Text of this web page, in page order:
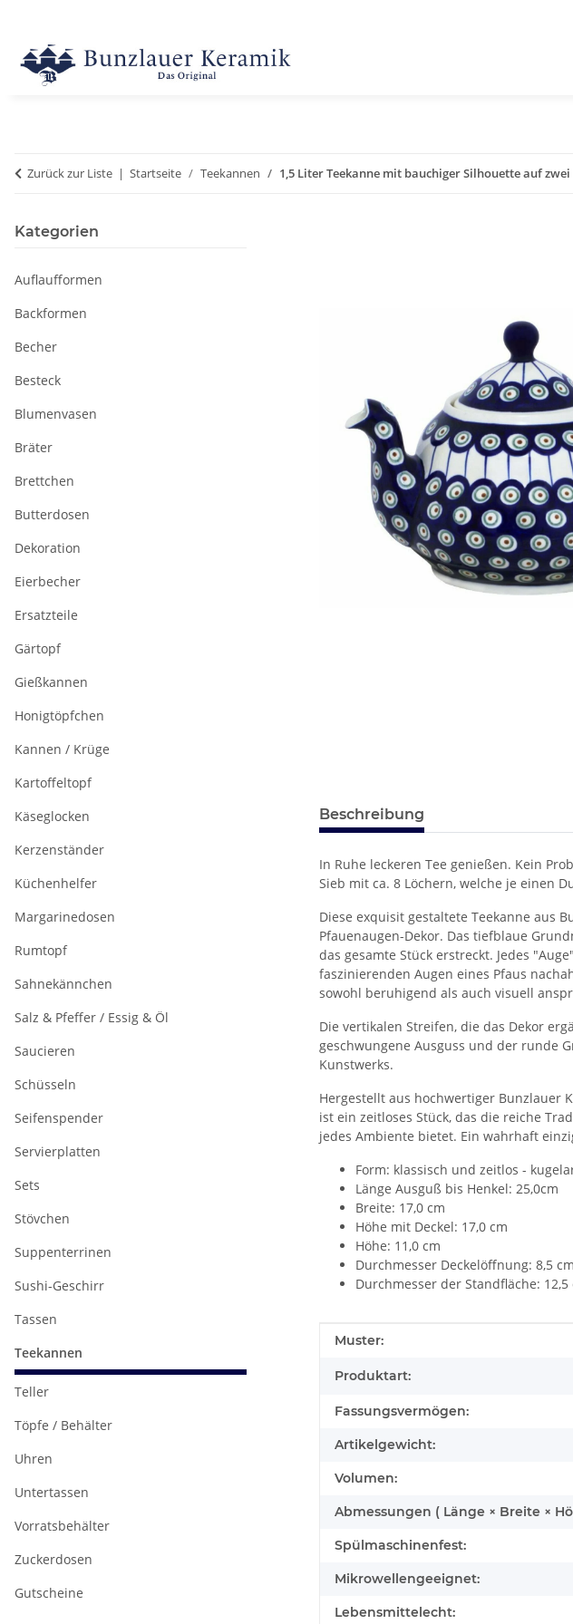
Zurück zur Liste Startseite Teekannen 1,5 Liter Teekanne mit bauchiger Silhouette auf zwei
Beschreibung
In Ruhe leckeren Tee genießen. Kein
Sieb mit ca. 8 Löchern, welche je einen
Diese exquisit gestaltete Teekanne aus
Pfauenaugen-Dekor. Das tiefblaue
das gesamte Stück erstreckt. Jedes
faszinierenden Augen eines Pfaus
sowohl beruhigend als auch visuell
Die vertikalen Streifen, die das Dekor
geschwungene Ausguss und der runde
Kunstwerks.
Hergestellt aus hochwertiger Bunzlauer
ist ein zeitloses Stück, das die reiche
jedes Ambiente bietet. Ein wahrhaft
Form: klassisch und zeitlos -
Länge Ausguß bis Henkel: 25,0cm
Breite: 17,0 cm
Höhe mit Deckel: 17,0 cm
Höhe: 11,0 cm
Durchmesser Deckelöffnung: 8,5 cm
Durchmesser der Standfläche: 12,5
Produkteigenschaft
Wert
Muster:
Produktart:
Fassungsvermögen:
Artikelgewicht:
Volumen:
Abmessungen ( Länge × Breite ×
Spülmaschinenfest:
Mikrowellengeeignet:
Lebensmittelecht:
Kategorien
Auflaufformen
Backformen
Becher
Besteck
Blumenvasen
Bräter
Brettchen
Butterdosen
Dekoration
Eierbecher
Ersatzteile
Gärtopf
Gießkannen
Honigtöpfchen
Kannen / Krüge
Kartoffeltopf
Käseglocken
Kerzenständer
Küchenhelfer
Margarinedosen
Rumtopf
Sahnekännchen
Salz & Pfeffer / Essig & Öl
Saucieren
Schüsseln
Seifenspender
Servierplatten
Sets
Stövchen
Suppenterrinen
Sushi-Geschirr
Tassen
Teekannen
Teller
Töpfe / Behälter
Uhren
Untertassen
Vorratsbehälter
Zuckerdosen
Gutscheine